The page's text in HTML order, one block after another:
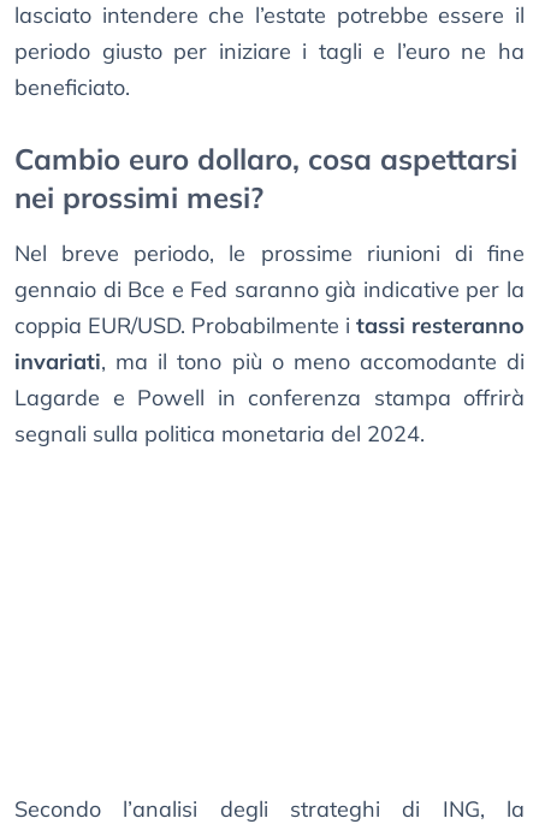
lasciato intendere che l’estate potrebbe essere il
periodo giusto per iniziare i tagli e l’euro ne ha
beneficiato.
Cambio euro dollaro, cosa aspettarsi
nei prossimi mesi?
Nel breve periodo, le prossime riunioni di fine
gennaio di Bce e Fed saranno già indicative per la
coppia EUR/USD. Probabilmente i tassi resteranno
invariati, ma il tono più o meno accomodante di
Lagarde e Powell in conferenza stampa offrirà
segnali sulla politica monetaria del 2024.
Secondo l’analisi degli strateghi di ING, la